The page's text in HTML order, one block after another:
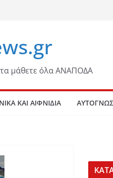
μάθετε όλα ΑΝΑΠΟΔΑ
ΚΑΙ ΑΙΦΝΙΔΙΑ